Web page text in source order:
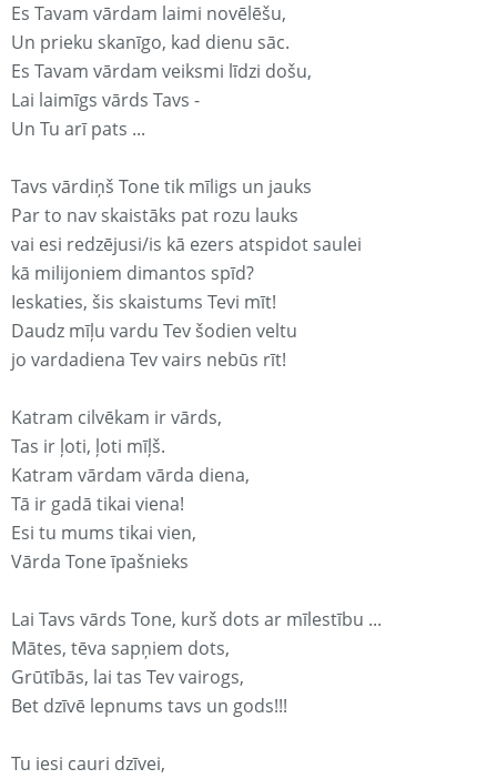
Es Tavam vārdam laimi novēlēšu,
Un prieku skanīgo, kad dienu sāc.
Es Tavam vārdam veiksmi līdzi došu,
Lai laimīgs vārds Tavs -
Un Tu arī pats ...
Tavs vārdiņš Tone tik mīligs un jauks
Par to nav skaistāks pat rozu lauks
vai esi redzējusi/is kā ezers atspidot saulei
kā milijoniem dimantos spīd?
Ieskaties, šis skaistums Tevi mīt!
Daudz mīļu vardu Tev šodien veltu
jo vardadiena Tev vairs nebūs rīt!
Katram cilvēkam ir vārds,
Tas ir ļoti, ļoti mīļš.
Katram vārdam vārda diena,
Tā ir gadā tikai viena!
Esi tu mums tikai vien,
Vārda Tone īpašnieks
Lai Tavs vārds Tone, kurš dots ar mīlestību ...
Mātes, tēva sapņiem dots,
Grūtībās, lai tas Tev vairogs,
Bet dzīvē lepnums tavs un gods!!!
Tu iesi cauri dzīvei,